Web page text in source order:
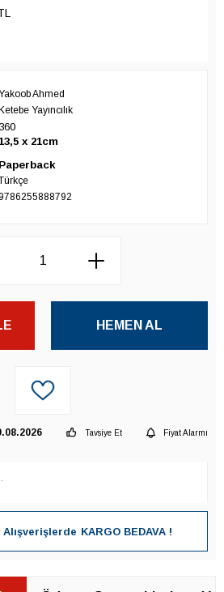
Yakoob Ahmed
Ketebe Yayıncılık
360
13,5 x 21cm
Paperback
HEMEN AL
Tavsiye Et
Fiyat Alarmı
Alışverişlerde KARGO BEDAVA !